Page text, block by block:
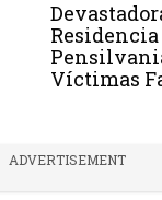
Víctimas
ADVERTISEMENT